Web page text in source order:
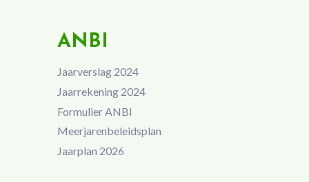
ANBI
Jaarverslag 2024
Jaarrekening 2024
Formulier ANBI
Meerjarenbeleidsplan
Jaarplan 2026